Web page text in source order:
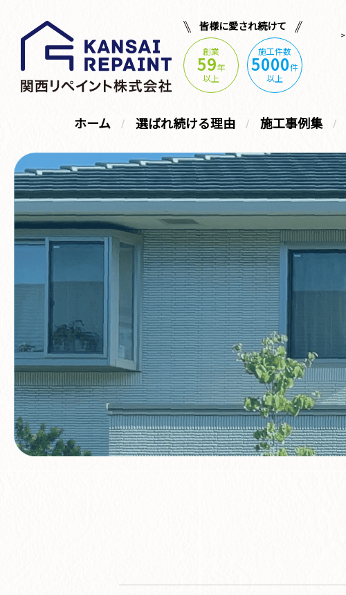
皆様に愛され続けて
創業
59年
以上
施工件数
5000件
以上
ホーム 選ばれ続ける理由 施工事例集